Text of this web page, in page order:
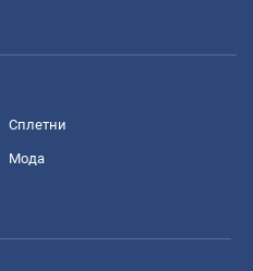
Сплетни
Мода